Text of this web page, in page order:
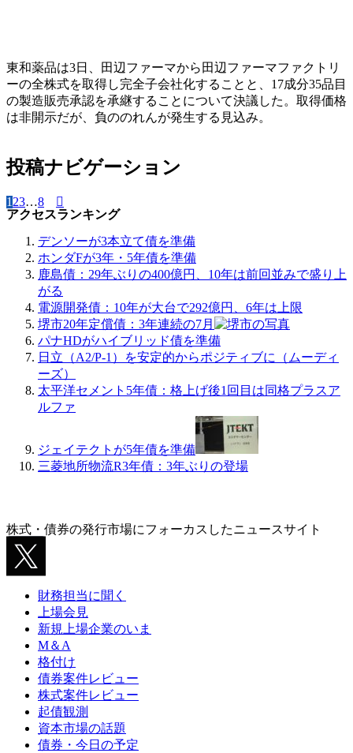
東和薬品は3日、田辺ファーマから田辺ファーマファクトリ
ーの全株式を取得し完全子会社化することと、17成分35品目
の製造販売承認を承継することについて決議した。取得価格
は非開示だが、負ののれんが発生する見込み。
投稿ナビゲーション
1 23…8
アクセスランキング
デンソーが3本立て債を準備
ホンダFが3年・5年債を準備
鹿島債：29年ぶりの400億円、10年は前回並みで盛り上
がる
電源開発債：10年が大台で292億円、6年は上限
堺市20年定償債：3年連続の7月
パナHDがハイブリッド債を準備
日立（A2/P-1）を安定的からポジティブに（ムーディ
ーズ）
太平洋セメント5年債：格上げ後1回目は同格プラスア
ルファ
ジェイテクトが5年債を準備
三菱地所物流R3年債：3年ぶりの登場
株式・債券の発行市場にフォーカスしたニュースサイト
財務担当に聞く
上場会見
新規上場企業のいま
M＆A
格付け
債券案件レビュー
株式案件レビュー
起債観測
資本市場の話題
債券・今日の予定